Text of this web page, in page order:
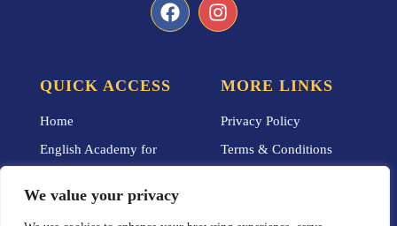
We value your privacy
QUICK ACCESS
Home
English Academy for
Blog
MORE LINKS
Privacy Policy
Terms & Conditions